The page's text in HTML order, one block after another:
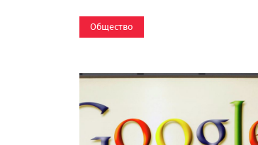
Общество